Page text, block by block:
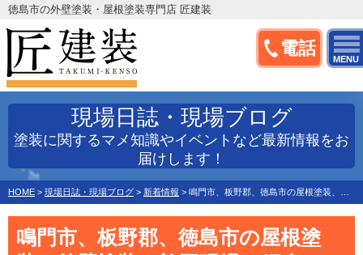
電話
MENU
徳島市の外壁塗装・屋根塗装専門店 匠建装
現場日誌・現場ブログ
塗装に関するマメ知識やイベントなど最新情報をお
届けします！
HOME > 現場日誌・現場ブログ > 新着情報 > 鳴門市、板野郡、徳島市の屋根塗装、外壁塗装の施工現場の紹介(^^)/♬
鳴門市、板野郡、徳島市の屋根塗